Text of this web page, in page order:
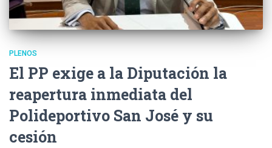
PLENOS
El PP exige a la Diputación la
reapertura inmediata del
Polideportivo San José y su
cesión